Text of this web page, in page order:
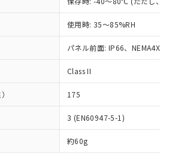
使用時: 35～85%RH
パネル前面: IP66、NEMA4X,
Class II
175
3 (EN60947-5-1)
約60g
制御機器販売店・当社販売員に
ン制御機器販売店や当社販売拠
販売ネットワーク
」をご確認
および標準価格結果を当社の
承諾なく第三者に漏洩または開
ようお願いします。
ーツ機能（部品リスト作成サー
をご利用いただくには、I-Web
ーズにご登録されている必要が
く。
ル類の４物質については閾値を超える意
ことを確認しています。
り替え状況などにより、予定
ことがあります。
、 BBP(フタル酸ブチルベンジ
ス(2-エチルヘキシル)) : 1000ppm
使用期限
物質（10物質）のすべてが基
ことを示します。
の使用状況下において有害物
えいし、環境に深刻な影響を
数を意味します。
認です。当社販売部門へお問
さい。
必要な手段を講じます。
貴社製品を、核兵器、ミサイ
学兵器、生物兵器またはその他
びにこれらの製造装置等に一切
貴社製品を第三者に販売する
、上記1、2および3の内容を当
に通知します。また当社は、
および販売に係わる関係者が違
出するおそれがある場合は、取
をいたしません。
定数には満たないが在庫あり
庫なし(最新の在庫状況につ
ては、お客様のお取引先、ま
はお客様担当のオムロン制御
器販売店・当社販売員にご確
注生産機種、また在庫状況の
報を公開していない機種